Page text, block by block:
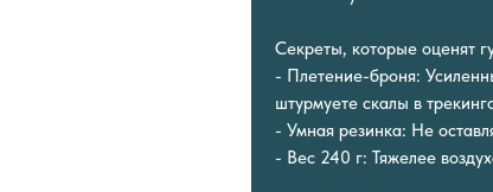
Секреты, которые оценят
- Плетение-броня:
штурмуете скалы в
- Умная резинка: Не
- Вес 240 г: Тяжелее